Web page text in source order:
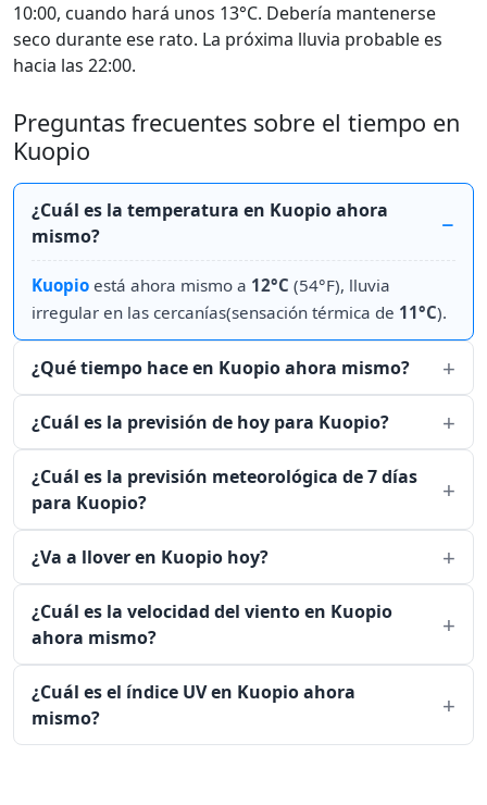
10:00, cuando hará unos 13°C. Debería mantenerse
seco durante ese rato. La próxima lluvia probable es
hacia las 22:00.
Preguntas frecuentes sobre el tiempo en
Kuopio
¿Cuál es la temperatura en Kuopio ahora
mismo?
Kuopio está ahora mismo a 12°C (54°F), lluvia
irregular en las cercanías(sensación térmica de 11°C).
¿Qué tiempo hace en Kuopio ahora mismo?
¿Cuál es la previsión de hoy para Kuopio?
¿Cuál es la previsión meteorológica de 7 días
para Kuopio?
¿Va a llover en Kuopio hoy?
¿Cuál es la velocidad del viento en Kuopio
ahora mismo?
¿Cuál es el índice UV en Kuopio ahora
mismo?